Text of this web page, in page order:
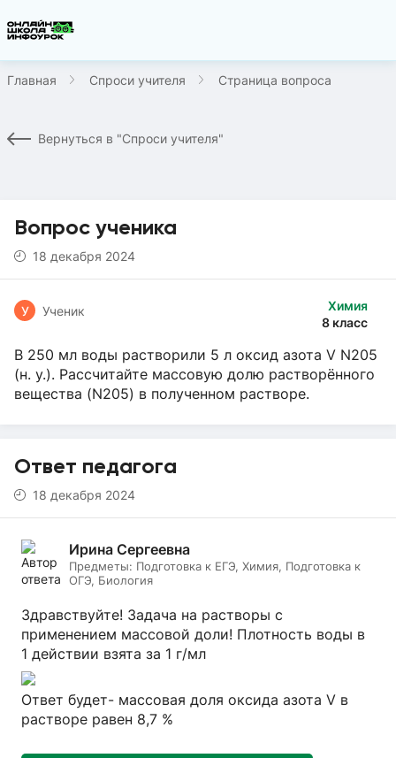
Главная Спроси учителя Страница вопроса
Вернуться в "Спроси учителя"
Вопрос ученика
18 декабря 2024
Химия
8 класс
У Ученик
В 250 мл воды растворили 5 л оксид азота V N205
(н. у.). Рассчитайте массовую долю растворённого
вещества (N205) в полученном растворе.
Ответ педагога
18 декабря 2024
Ирина Сергеевна
Предметы: Подготовка к ЕГЭ, Химия, Подготовка к
ОГЭ, Биология
Здравствуйте! Задача на растворы с
применением массовой доли! Плотность воды в
1 действии взята за 1 г/мл
Ответ будет- массовая доля оксида азота V в
растворе равен 8,7 %